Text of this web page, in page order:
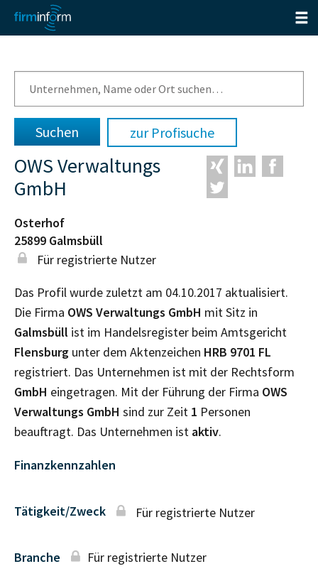
zur Profisuche
OWS Verwaltungs
GmbH
Osterhof
25899 Galmsbüll
Für registrierte Nutzer
Das Profil wurde zuletzt am 04.10.2017 aktualisiert.
Die Firma OWS Verwaltungs GmbH mit Sitz in
Galmsbüll ist im Handelsregister beim Amtsgericht
Flensburg unter dem Aktenzeichen HRB 9701 FL
registriert. Das Unternehmen ist mit der Rechtsform
GmbH eingetragen. Mit der Führung der Firma OWS
Verwaltungs GmbH sind zur Zeit 1 Personen
beauftragt. Das Unternehmen ist aktiv.
Finanzkennzahlen
Tätigkeit/Zweck Für registrierte Nutzer
Branche Für registrierte Nutzer